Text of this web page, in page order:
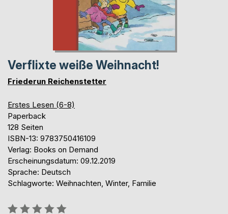
Verflixte weiße Weihnacht!
Friederun Reichenstetter
Erstes Lesen (6-8)
Paperback
128 Seiten
ISBN-13: 9783750416109
Verlag: Books on Demand
Erscheinungsdatum: 09.12.2019
Sprache: Deutsch
Schlagworte: Weihnachten, Winter, Familie
Bewertung::